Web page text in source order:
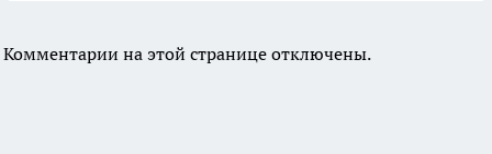
Комментарии на этой странице отключены.